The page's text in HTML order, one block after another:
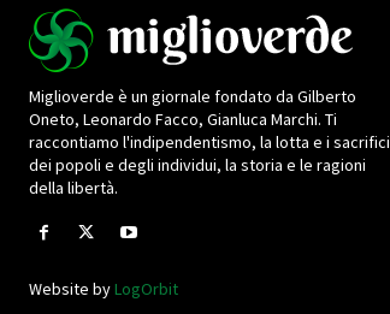
Miglioverde è un giornale fondato da Gilberto
Oneto, Leonardo Facco, Gianluca Marchi. Ti
raccontiamo l'indipendentismo, la lotta e i sacrifici
dei popoli e degli individui, la storia e le ragioni
della libertà.
Website byLogOrbit